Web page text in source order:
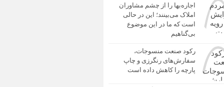
اجاره‌بها را از چشم مشاوران
املاک می‌بینند؛ این در حالی
است که ما در این موضوع
بی‌گناهیم
رکود صنعت منسوجات،
سفارش‌های رنگرزی و چاپ
پارچه را کاهش داده است